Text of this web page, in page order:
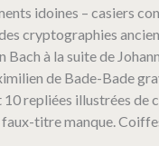
idoines – casiers
cryptographies
à la suite de Johann
de Bade-Bade
repliées illustrées de
titre manque.